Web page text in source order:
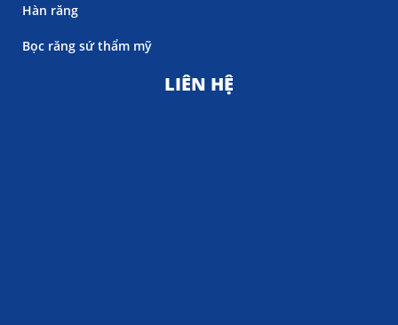
Hàn răng
Bọc răng sứ thẩm mỹ
LIÊN HỆ